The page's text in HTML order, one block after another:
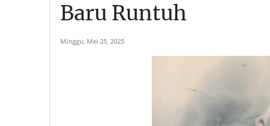
Baru Runtuh
Minggu, Mei 25, 2025